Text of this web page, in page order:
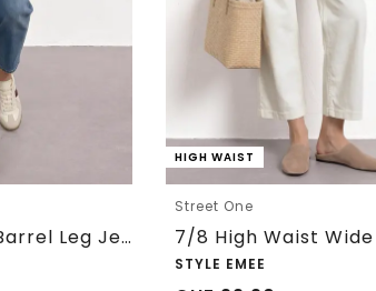
High Waist Barrel Leg Jeans im Loose Fit
HIGH WAIST
Street One
STYLE EMEE